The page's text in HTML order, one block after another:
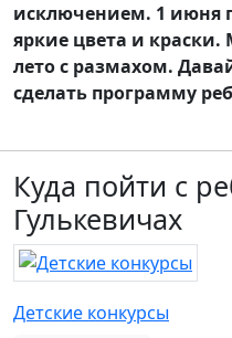
исключением. 1 июня
яркие цвета и
лето с размахом.
сделать программу
Куда пойти с
Гулькевичах
Детские конкурсы